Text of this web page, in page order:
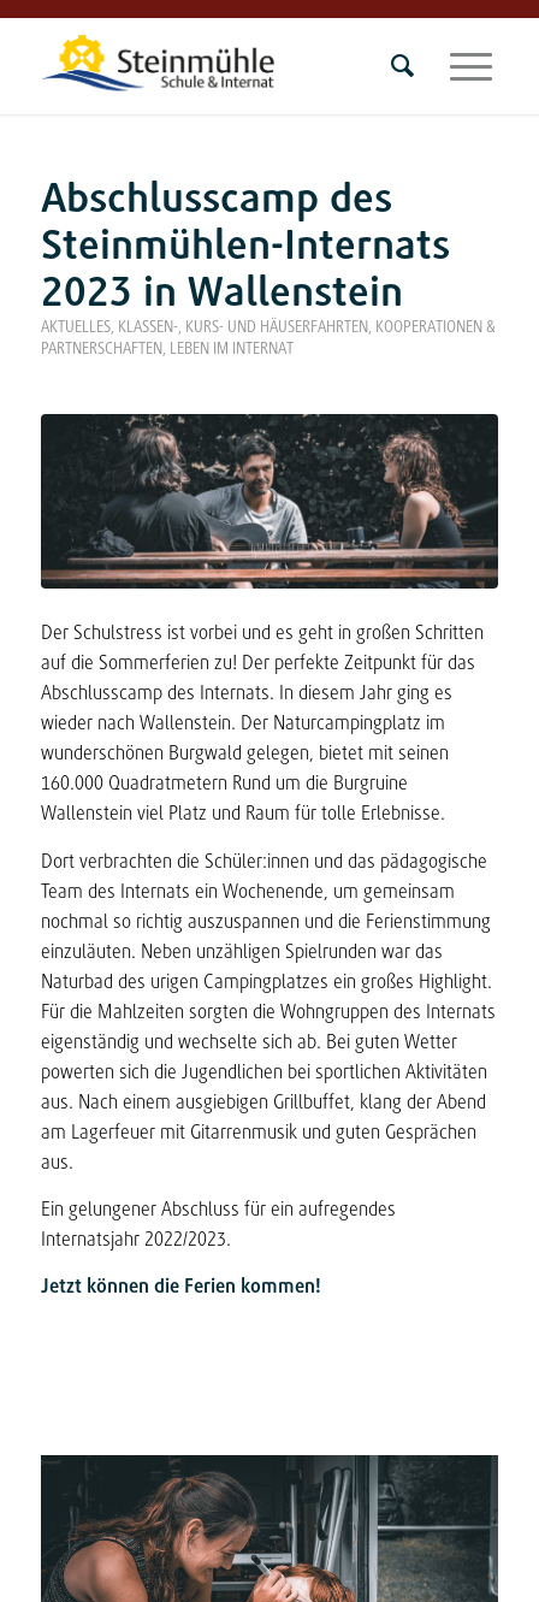
Abschlusscamp des
Steinmühlen-Internats
2023 in Wallenstein
AKTUELLES, KLASSEN-, KURS- UND HÄUSERFAHRTEN, KOOPERATIONEN &
PARTNERSCHAFTEN, LEBEN IM INTERNAT
Der Schulstress ist vorbei und es geht in großen Schritten
auf die Sommerferien zu! Der perfekte Zeitpunkt für das
Abschlusscamp des Internats. In diesem Jahr ging es
wieder nach Wallenstein. Der Naturcampingplatz im
wunderschönen Burgwald gelegen, bietet mit seinen
160.000 Quadratmetern Rund um die Burgruine
Wallenstein viel Platz und Raum für tolle Erlebnisse.
Dort verbrachten die Schüler:innen und das pädagogische
Team des Internats ein Wochenende, um gemeinsam
nochmal so richtig auszuspannen und die Ferienstimmung
einzuläuten. Neben unzähligen Spielrunden war das
Naturbad des urigen Campingplatzes ein großes Highlight.
Für die Mahlzeiten sorgten die Wohngruppen des Internats
eigenständig und wechselte sich ab. Bei guten Wetter
powerten sich die Jugendlichen bei sportlichen Aktivitäten
aus. Nach einem ausgiebigen Grillbuffet, klang der Abend
am Lagerfeuer mit Gitarrenmusik und guten Gesprächen
aus.
Ein gelungener Abschluss für ein aufregendes
Internatsjahr 2022/2023.
Jetzt können die Ferien kommen!